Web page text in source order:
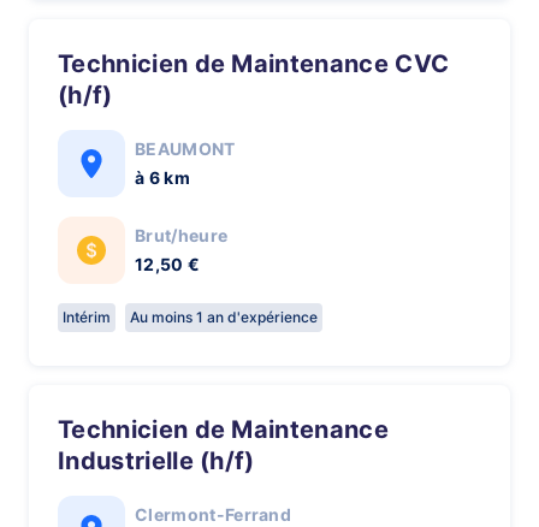
Technicien de Maintenance CVC
(h/f)
BEAUMONT
à 6 km
Brut/heure
12,50 €
Intérim Au moins 1 an d'expérience
Technicien de Maintenance
Industrielle (h/f)
Clermont-Ferrand